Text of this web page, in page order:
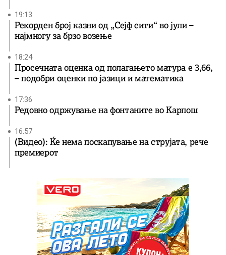
19:13
Рекорден број казни од „Сејф сити“ во јули –
најмногу за брзо возење
18:24
Просечната оценка од полагањето матура е 3,66,
– подобри оценки по јазици и математика
17:36
Редовно одржување на фонтаните во Карпош
16:57
(Видео): Ќе нема поскапување на струјата, рече
премиерот